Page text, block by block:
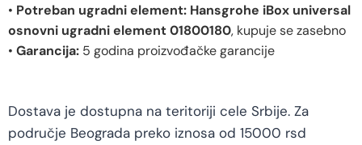
• Potreban ugradni element: Hansgrohe iBox universal
osnovni ugradni element 01800180, kupuje se zasebno
• Garancija: 5 godina proizvođačke garancije
Dostava je dostupna na teritoriji cele Srbije. Za
područje Beograda preko iznosa od 15000 rsd